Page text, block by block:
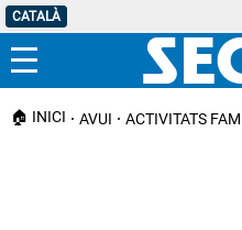
CATALÀ
Menú
🏠 INICI AVUI ACTIVITATS